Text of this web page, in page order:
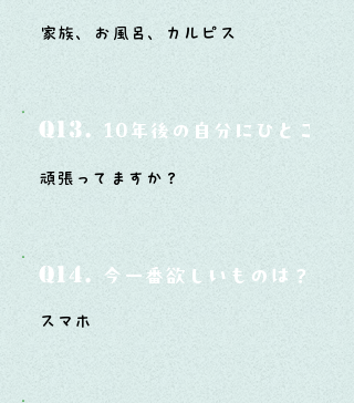
家族、お風呂、カルピス
Q13. 10年後の自分にひとこと
頑張ってますか？
Q14. 今一番欲しいものは？
スマホ